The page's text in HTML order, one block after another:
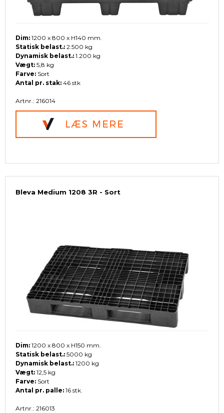
Dim: 1200 x 800 x H140 mm.
Statisk belast.: 2.500 kg
Dynamisk belast.: 1.200 kg
Vægt: 5,8 kg
Farve: Sort
Antal pr. stak: 46 stk
Artnr.: 216014
Bleva Medium 1208 3R - Sort
Dim: 1200 x 800 x H150 mm.
Statisk belast.: 5000 kg
Dynamisk belast.: 1200 kg
Vægt: 12,5 kg
Farve: Sort
Antal pr. palle: 16 stk.
Artnr.: 216013